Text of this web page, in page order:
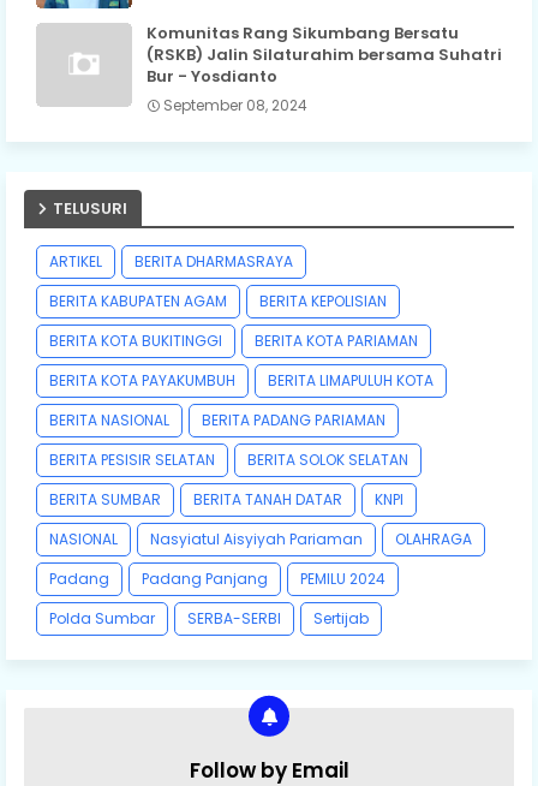
Komunitas Rang Sikumbang Bersatu
(RSKB) Jalin Silaturahim bersama Suhatri
Bur - Yosdianto
September 08, 2024
TELUSURI
ARTIKEL
BERITA DHARMASRAYA
BERITA KABUPATEN AGAM
BERITA KEPOLISIAN
BERITA KOTA BUKITINGGI
BERITA KOTA PARIAMAN
BERITA KOTA PAYAKUMBUH
BERITA LIMAPULUH KOTA
BERITA NASIONAL
BERITA PADANG PARIAMAN
BERITA PESISIR SELATAN
BERITA SOLOK SELATAN
BERITA SUMBAR
BERITA TANAH DATAR
KNPI
NASIONAL
Nasyiatul Aisyiyah Pariaman
OLAHRAGA
Padang
Padang Panjang
PEMILU 2024
Polda Sumbar
SERBA-SERBI Sertijab
Follow by Email